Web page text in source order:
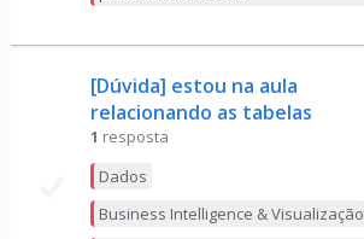
[Dúvida] estou na aula
relacionando as tabelas
1 resposta
Dados
Business Intelligence & Visualização